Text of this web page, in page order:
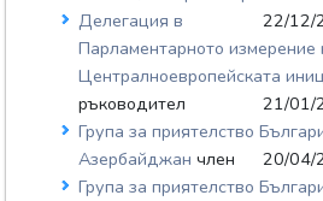
22/12/
Делегация в
Парламентарното измерение
Централноевропейската
ръководител
21/01/
Група за приятелство
Азербайджанчлен
20/04/
Група за приятелство